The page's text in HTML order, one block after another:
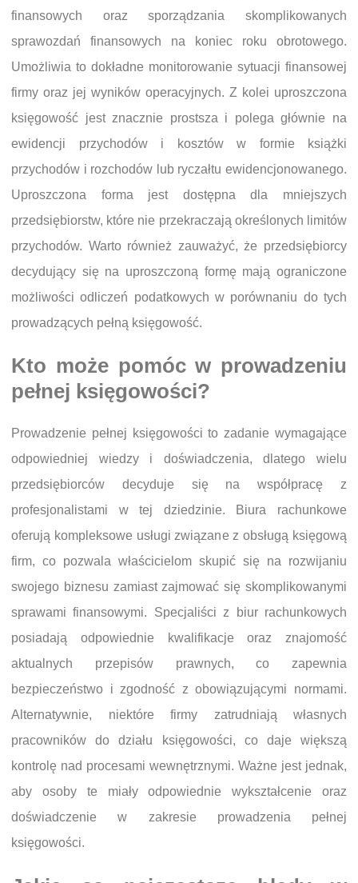
finansowych oraz sporządzania skomplikowanych
sprawozdań finansowych na koniec roku obrotowego.
Umożliwia to dokładne monitorowanie sytuacji finansowej
firmy oraz jej wyników operacyjnych. Z kolei uproszczona
księgowość jest znacznie prostsza i polega głównie na
ewidencji przychodów i kosztów w formie książki
przychodów i rozchodów lub ryczałtu ewidencjonowanego.
Uproszczona forma jest dostępna dla mniejszych
przedsiębiorstw, które nie przekraczają określonych limitów
przychodów. Warto również zauważyć, że przedsiębiorcy
decydujący się na uproszczoną formę mają ograniczone
możliwości odliczeń podatkowych w porównaniu do tych
prowadzących pełną księgowość.
Kto może pomóc w prowadzeniu
pełnej księgowości?
Prowadzenie pełnej księgowości to zadanie wymagające
odpowiedniej wiedzy i doświadczenia, dlatego wielu
przedsiębiorców decyduje się na współpracę z
profesjonalistami w tej dziedzinie. Biura rachunkowe
oferują kompleksowe usługi związane z obsługą księgową
firm, co pozwala właścicielom skupić się na rozwijaniu
swojego biznesu zamiast zajmować się skomplikowanymi
sprawami finansowymi. Specjaliści z biur rachunkowych
posiadają odpowiednie kwalifikacje oraz znajomość
aktualnych przepisów prawnych, co zapewnia
bezpieczeństwo i zgodność z obowiązującymi normami.
Alternatywnie, niektóre firmy zatrudniają własnych
pracowników do działu księgowości, co daje większą
kontrolę nad procesami wewnętrznymi. Ważne jest jednak,
aby osoby te miały odpowiednie wykształcenie oraz
doświadczenie w zakresie prowadzenia pełnej
księgowości.